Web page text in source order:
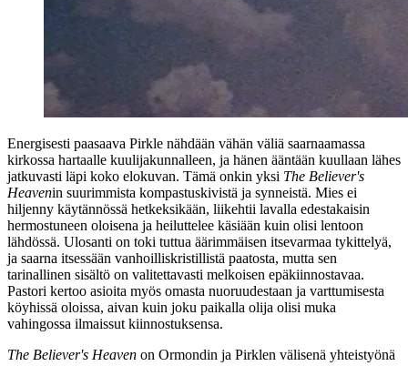
Energisesti paasaava Pirkle nähdään vähän väliä saarnaamassa
kirkossa hartaalle kuulijakunnalleen, ja hänen ääntään kuullaan lähes
jatkuvasti läpi koko elokuvan. Tämä onkin yksi The Believer's
Heavenin suurimmista kompastuskivistä ja synneistä. Mies ei
hiljenny käytännössä hetkeksikään, liikehtii lavalla edestakaisin
hermostuneen oloisena ja heiluttelee käsiään kuin olisi lentoon
lähdössä. Ulosanti on toki tuttua äärimmäisen itsevarmaa tykittelyä,
ja saarna itsessään vanhoilliskristillistä paatosta, mutta sen
tarinallinen sisältö on valitettavasti melkoisen epäkiinnostavaa.
Pastori kertoo asioita myös omasta nuoruudestaan ja varttumisesta
köyhissä oloissa, aivan kuin joku paikalla olija olisi muka
vahingossa ilmaissut kiinnostuksensa.
The Believer's Heaven on Ormondin ja Pirklen välisenä yhteistyönä